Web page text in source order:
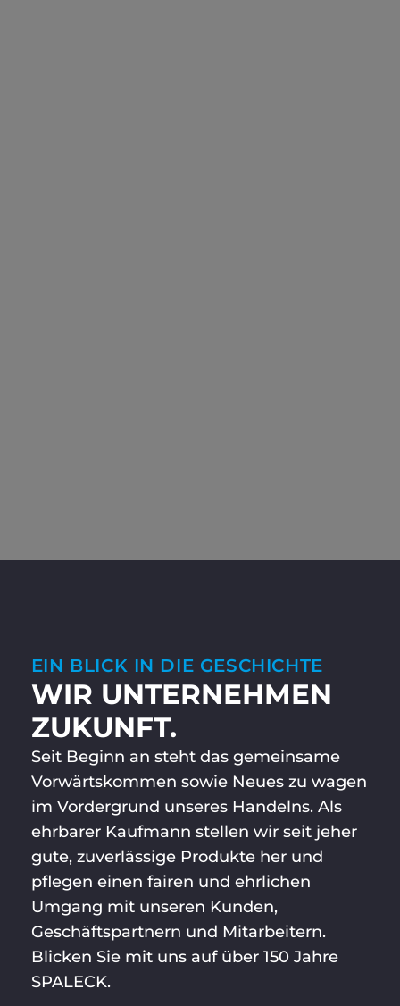
EIN BLICK IN DIE GESCHICHTE
WIR UNTERNEHMEN
ZUKUNFT.
Seit Beginn an steht das gemeinsame
Vorwärtskommen sowie Neues zu wagen
im Vordergrund unseres Handelns. Als
ehrbarer Kaufmann stellen wir seit jeher
gute, zuverlässige Produkte her und
pflegen einen fairen und ehrlichen
Umgang mit unseren Kunden,
Geschäftspartnern und Mitarbeitern.
Blicken Sie mit uns auf über 150 Jahre
SPALECK.